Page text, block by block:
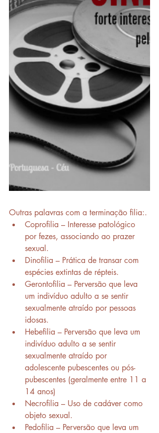
Outras palavras com a terminação filia:.
Coprofilia – Interesse patológico
por fezes, associando ao prazer
sexual.
Dinofilia – Prática de transar com
espécies extintas de répteis.
Gerontofilia – Perversão que leva
um indivíduo adulto a se sentir
sexualmente atraído por pessoas
idosas.
Hebefilia – Perversão que leva um
indivíduo adulto a se sentir
sexualmente atraído por
adolescente pubescentes ou pós-
pubescentes (geralmente entre 11 a
14 anos)
Necrofilia – Uso de cadáver como
objeto sexual.
Pedofilia – Perversão que leva um